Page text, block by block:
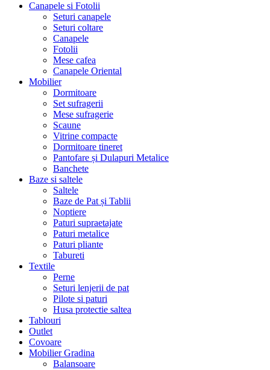
Canapele si Fotolii
Seturi canapele
Seturi coltare
Canapele
Fotolii
Mese cafea
Canapele Oriental
Mobilier
Dormitoare
Set sufragerii
Mese sufragerie
Scaune
Vitrine compacte
Dormitoare tineret
Pantofare și Dulapuri Metalice
Banchete
Baze si saltele
Saltele
Baze de Pat și Tablii
Noptiere
Paturi supraetajate
Paturi metalice
Paturi pliante
Tabureti
Textile
Perne
Seturi lenjerii de pat
Pilote si paturi
Husa protectie saltea
Tablouri
Outlet
Covoare
Mobilier Gradina
Balansoare